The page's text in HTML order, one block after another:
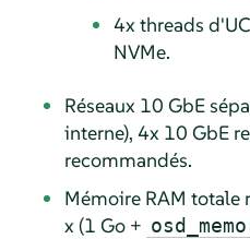
4x threads
NVMe.
Réseaux 10 GbE
interne), 4x 10 GbE
recommandés.
Mémoire RAM totale
x (1 Go +